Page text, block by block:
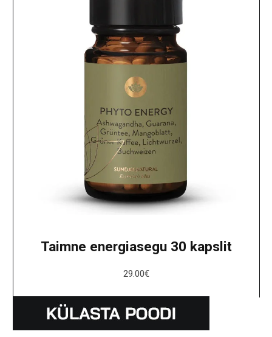
Taimne energiasegu 30 kapslit
29.00€